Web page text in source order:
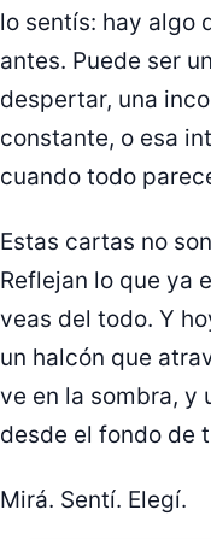
lo sentís: hay algo
antes. Puede ser
despertar, una
constante, o esa
cuando todo
Estas cartas no
Reflejan lo que ya
veas del todo. Y
un halcón que
ve en la sombra, y
desde el fondo de
Mirá. Sentí. Elegí.